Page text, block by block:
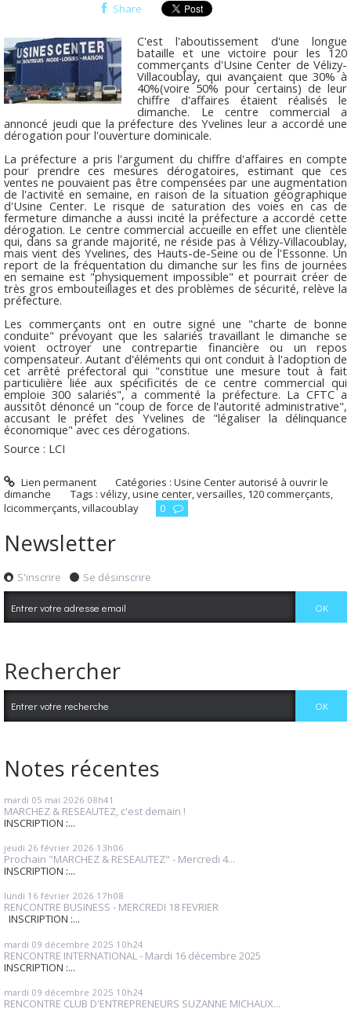
Share
C'est l'aboutissement d'une longue
bataille et une victoire pour les 120
commerçants d'Usine Center de Vélizy-
Villacoublay, qui avançaient que 30% à
40%(voire 50% pour certains) de leur
chiffre d'affaires étaient réalisés le
dimanche. Le centre commercial a
annoncé jeudi que la préfecture des Yvelines leur a accordé une
dérogation pour l'ouverture dominicale.
La préfecture a pris l'argument du chiffre d'affaires en compte
pour prendre ces mesures dérogatoires, estimant que ces
ventes ne pouvaient pas être compensées par une augmentation
de l'activité en semaine, en raison de la situation géographique
d'Usine Center. Le risque de saturation des voies en cas de
fermeture dimanche a aussi incité la préfecture a accordé cette
dérogation. Le centre commercial accueille en effet une clientèle
qui, dans sa grande majorité, ne réside pas à Vélizy-Villacoublay,
mais vient des Yvelines, des Hauts-de-Seine ou de l'Essonne. Un
report de la fréquentation du dimanche sur les fins de journées
en semaine est "physiquement impossible" et pourrait créer de
très gros embouteillages et des problèmes de sécurité, relève la
préfecture.
Les commerçants ont en outre signé une "charte de bonne
conduite" prévoyant que les salariés travaillant le dimanche se
voient octroyer une contrepartie financière ou un repos
compensateur. Autant d'éléments qui ont conduit à l'adoption de
cet arrêté préfectoral qui "constitue une mesure tout à fait
particulière liée aux spécificités de ce centre commercial qui
emploie 300 salariés", a commenté la préfecture. La CFTC a
aussitôt dénoncé un "coup de force de l'autorité administrative",
accusant le préfet des Yvelines de "légaliser la délinquance
économique" avec ces dérogations.
Source : LCI
Lien permanent Catégories :Usine Center autorisé à ouvrir le
dimanche
Tags : vélizy,usine center,versailles, 120 commerçants,
lcicommerçants,villacoublay 0
Newsletter
S'inscrire Se désinscrire
Rechercher
Notes récentes
mardi 05 mai 2026 08h41
MARCHEZ & RESEAUTEZ, c'est demain !
INSCRIPTION :...
jeudi 26 février 2026 13h06
Prochain "MARCHEZ & RESEAUTEZ" - Mercredi 4...
INSCRIPTION :...
lundi 16 février 2026 17h08
RENCONTRE BUSINESS - MERCREDI 18 FEVRIER
INSCRIPTION :...
mardi 09 décembre 2025 10h24
RENCONTRE INTERNATIONAL - Mardi 16 décembre 2025
INSCRIPTION :...
mardi 09 décembre 2025 10h24
RENCONTRE CLUB D'ENTREPRENEURS SUZANNE MICHAUX...